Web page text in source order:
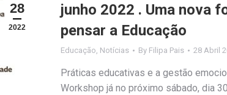
28
2022
junho 2022 . Uma nova
pensar a Educação
Educação, Notícias By Filipa Pais 28 Abril
Práticas educativas e a gestão
Workshop já no próximo sábado, dia